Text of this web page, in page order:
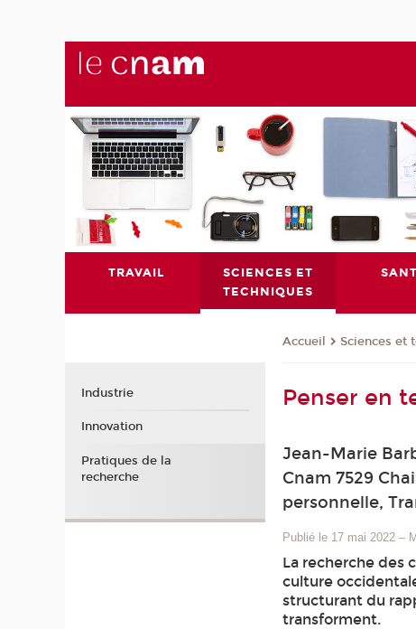
TRAVAIL
SCIENCES ET
TECHNIQUES
Accueil Sciences et
Penser en
Jean-Marie
Cnam 7529
personnelle,
Publié le 17 mai 2022 –
La recherche des
culture
structurant du
transforment.
Industrie
Innovation
Pratiques de la
recherche